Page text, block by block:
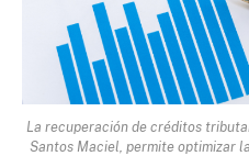
La recuperación de créditos
Santos Maciel, permite optimizar